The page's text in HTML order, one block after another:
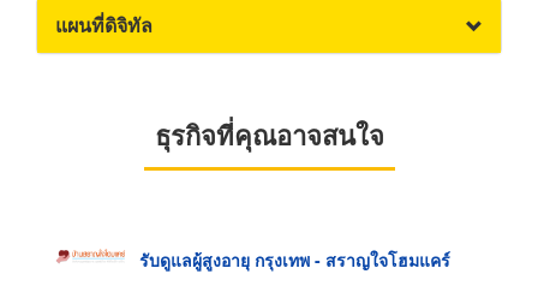
แผนที่ดิจิทัล
ธุรกิจที่คุณอาจสนใจ
รับดูแลผู้สูงอายุ กรุงเทพ - สราญใจโฮมแคร์